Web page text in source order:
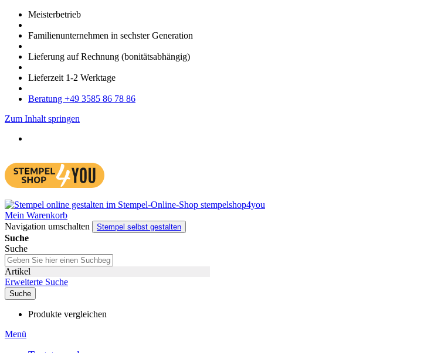
Meister­betrieb
Familien­unter­nehmen in sechster Gene­ration
Lieferung auf Rech­nung (bonitätsabhängig)
Liefer­zeit 1-2 Werk­tage
Bera­tung +49 3585 86 78 86
Zum Inhalt springen
Mein Warenkorb
Navigation umschalten
Stempel selbst gestalten
Suche
Suche
Artikel
Erweiterte Suche
Suche
Produkte vergleichen
Menü